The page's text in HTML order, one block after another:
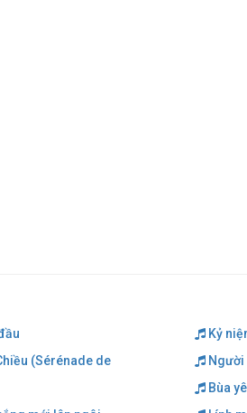
Kỷ
(Sérénade de
Người
Bùa